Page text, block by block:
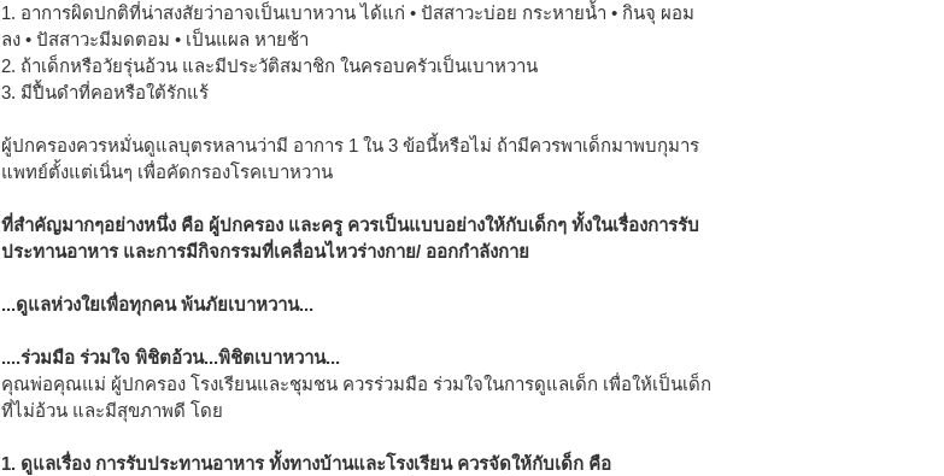
1. อาการผิดปกติที่น่าสงสัยว่าอาจเป็นเบาหวาน ได้แก่ • ปัสสาวะบ่อย กระหายน้ำ • กินจุ ผอม
ลง • ปัสสาวะมีมดตอม • เป็นแผล หายช้า
2. ถ้าเด็กหรือวัยรุ่นอ้วน และมีประวัติสมาชิก ในครอบครัวเป็นเบาหวาน
3. มีปื้นดำที่คอหรือใต้รักแร้
ผู้ปกครองควรหมั่นดูแลบุตรหลานว่ามี อาการ 1 ใน 3 ข้อนี้หรือไม่ ถ้ามีควรพาเด็กมาพบกุมาร
แพทย์ตั้งแต่เนิ่นๆ เพื่อคัดกรองโรคเบาหวาน
ที่สำคัญมากๆอย่างหนึ่ง คือ ผู้ปกครอง และครู ควรเป็นแบบอย่างให้กับเด็กๆ ทั้งในเรื่องการรับ
ประทานอาหาร และการมีกิจกรรมที่เคลื่อนไหวร่างกาย/ ออกกำลังกาย
...ดูแลห่วงใยเพื่อทุกคน พ้นภัยเบาหวาน...
....ร่วมมือ ร่วมใจ พิชิตอ้วน...พิชิตเบาหวาน...
คุณพ่อคุณแม่ ผู้ปกครอง โรงเรียนและชุมชน ควรร่วมมือ ร่วมใจในการดูแลเด็ก เพื่อให้เป็นเด็ก
ที่ไม่อ้วน และมีสุขภาพดี โดย
1. ดูแลเรื่อง การรับประทานอาหาร ทั้งทางบ้านและโรงเรียน ควรจัดให้กับเด็ก คือ